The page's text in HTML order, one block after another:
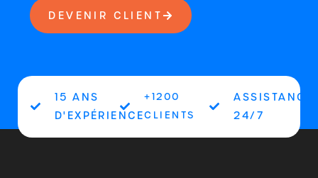
DEVENIR CLIENT
15 ANS
D'EXPÉRIENCE
+1200
CLIENTS
ASSISTANCE
24/7